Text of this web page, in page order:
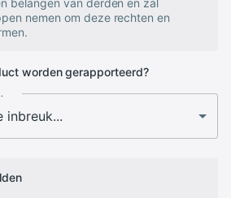
belangen van derden en zal
nemen om deze rechten en
worden gerapporteerd?